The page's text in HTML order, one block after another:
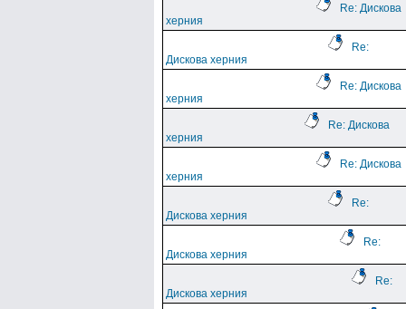
Re: Дискова
херния
Re:
Дискова херния
Re: Дискова
херния
Re: Дискова
херния
Re: Дискова
херния
Re:
Дискова херния
Re:
Дискова херния
Re:
Дискова херния